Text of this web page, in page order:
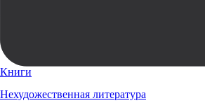
Книги
Нехудожественная литература